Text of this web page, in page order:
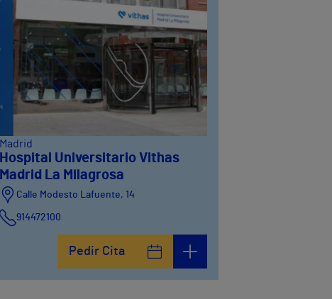
Madrid
Hospital Universitario Vithas
Madrid La Milagrosa
Calle Modesto Lafuente, 14
914472100
Pedir Cita